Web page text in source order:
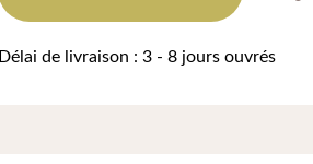
Délai de livraison : 3 - 8 jours ouvrés